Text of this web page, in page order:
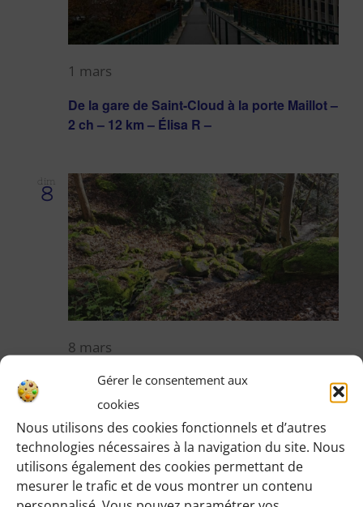
Gérer le consentement aux
cookies
Nous utilisons des cookies fonctionnels et d’autres
technologies nécessaires à la navigation du site. Nous
utilisons également des cookies permettant de
mesurer le trafic et de vous montrer un contenu
De la gare de Saint-Cloud à la porte Maillot –
2 ch – 12 km – Élisa R –
1 mars
dim
8
Boucle au départ : Les Essarts le Roi – 3 ch
20 km – Domie
8 mars
13